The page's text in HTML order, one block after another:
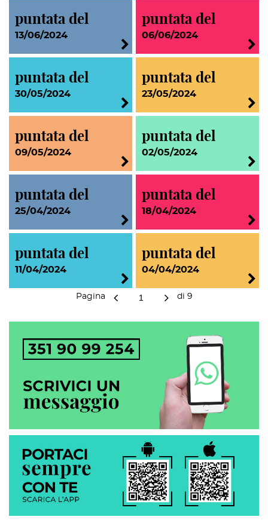
puntata del
13/06/2024
puntata del
06/06/2024
puntata del
30/05/2024
puntata del
23/05/2024
puntata del
09/05/2024
puntata del
02/05/2024
puntata del
25/04/2024
puntata del
18/04/2024
puntata del
11/04/2024
puntata del
04/04/2024
Pagina di 9